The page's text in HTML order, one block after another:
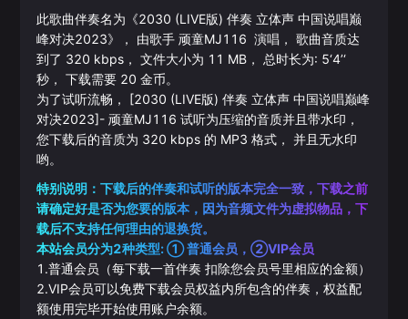
此歌曲伴奏名为《2030 (LIVE版) 伴奏 立体声 中国说唱巅
峰对决2023》， 由歌手 顽童MJ116 演唱， 歌曲音质达
到了 320 kbps， 文件大小为 11 MB， 总时长为: 5‘4’‘
秒， 下载需要 20 金币。
为了试听流畅， [2030 (LIVE版) 伴奏 立体声 中国说唱巅峰
对决2023]- 顽童MJ116 试听为压缩的音质并且带水印，
您下载后的音质为 320 kbps 的 MP3 格式， 并且无水印
哟。
特别说明：下载后的伴奏和试听的版本完全一致，下载之前
请确定好是否为您要的版本，因为音频文件为虚拟物品，下
载后不支持任何理由的退换货。
本站会员分为2种类型: ① 普通会员，②VIP会员
1.普通会员（每下载一首伴奏 扣除您会员号里相应的金额）
2.VIP会员可以免费下载会员权益内所包含的伴奏，权益配
额使用完毕开始使用账户余额。